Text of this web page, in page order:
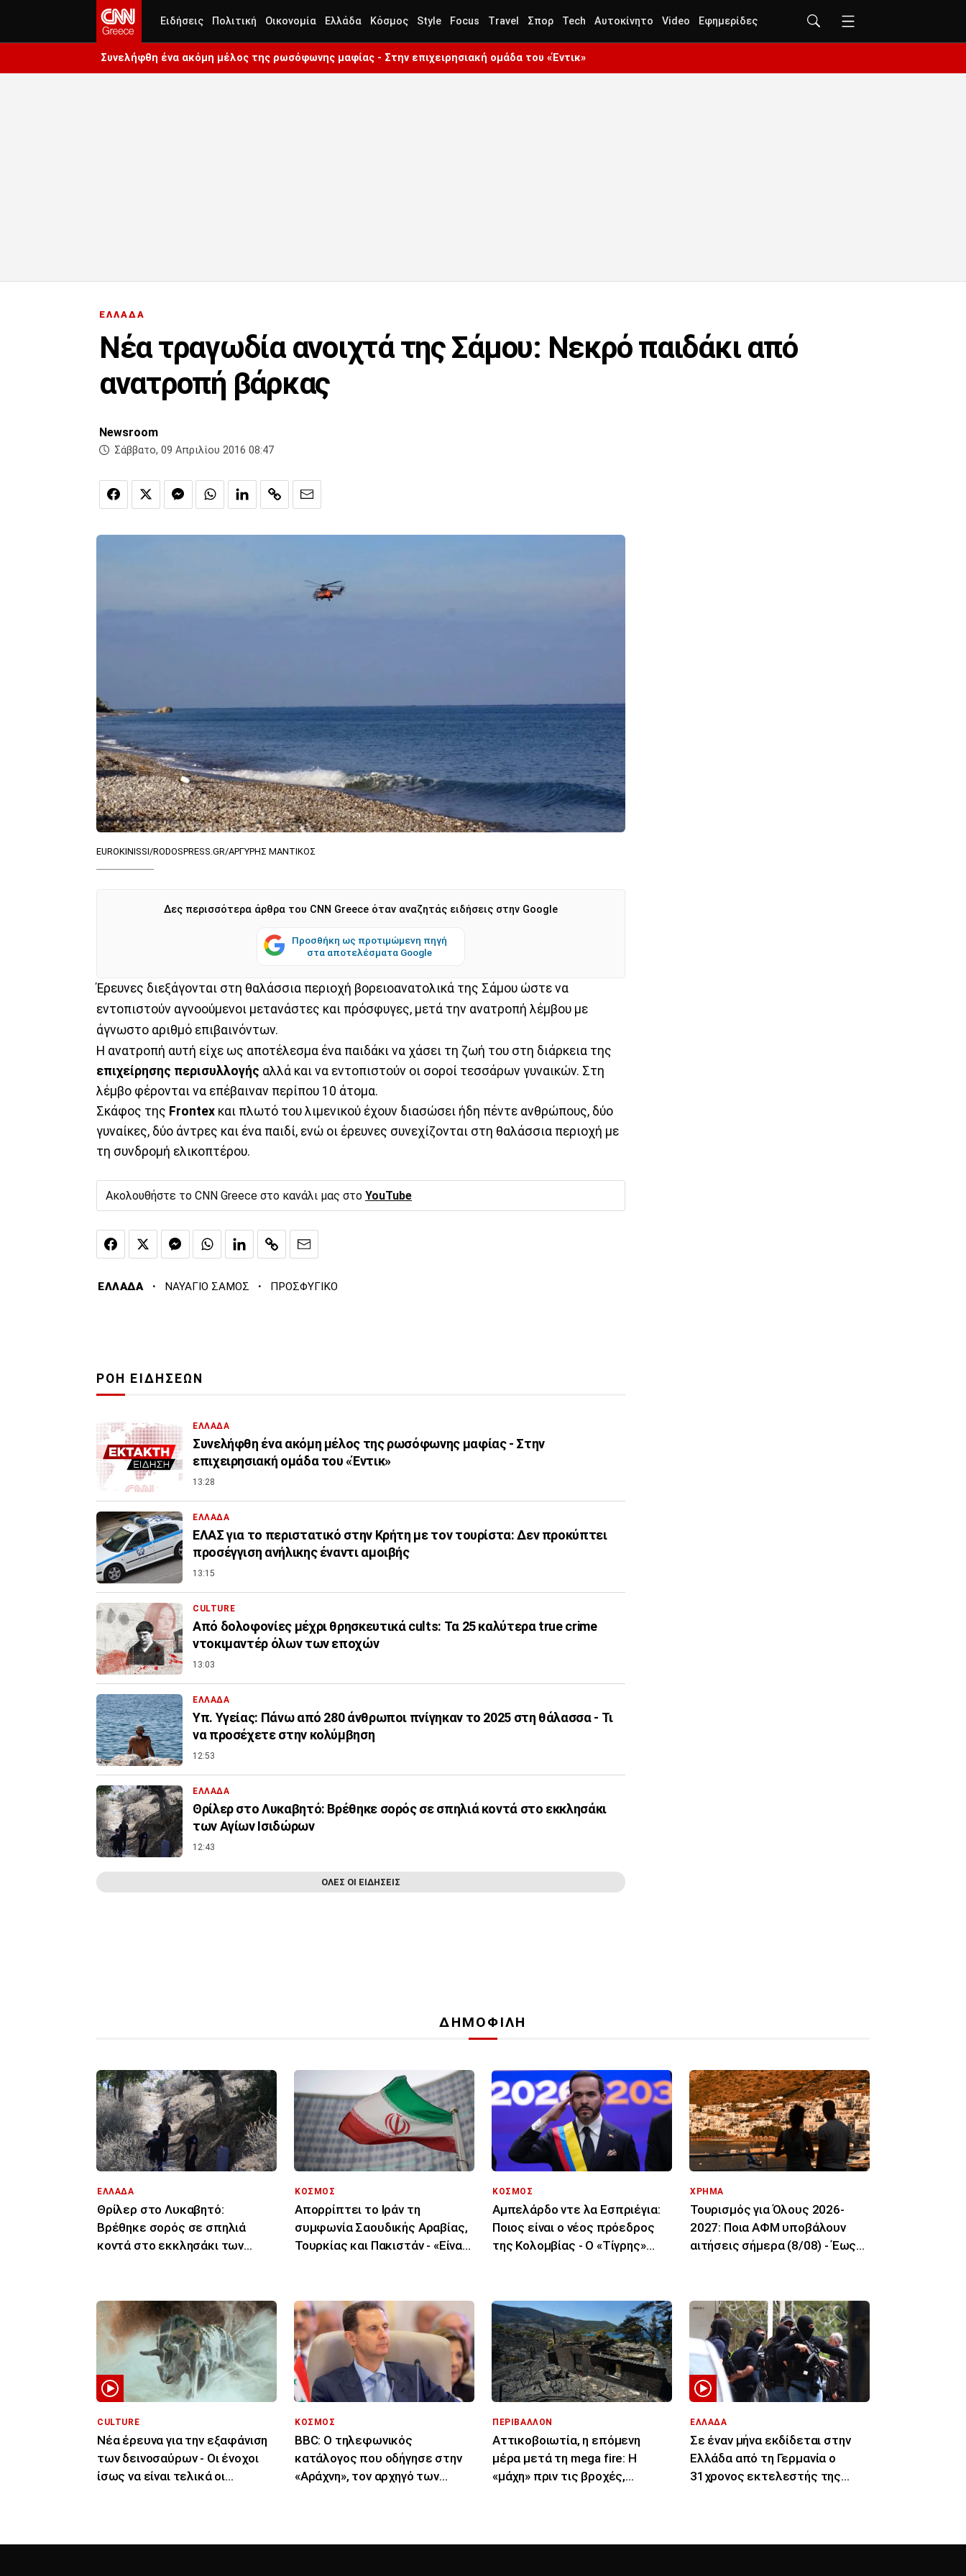
Ειδήσεις Πολιτική Οικονομία Ελλάδα Κόσμος Style Focus Travel Σπορ Tech Αυτοκίνητο Video Εφημερίδες
Συνελήφθη ένα ακόμη μέλος της ρωσόφωνης μαφίας - Στην επιχειρησιακή ομάδα του «Έντικ»
ΕΛΛΑΔΑ
Νέα τραγωδία ανοιχτά της Σάμου: Νεκρό παιδάκι από
ανατροπή βάρκας
Newsroom
Σάββατο, 09 Απριλίου 2016 08:47
EUROKINISSI/RODOSPRESS.GR/ΑΡΓΥΡΗΣ ΜΑΝΤΙΚΟΣ
Δες περισσότερα άρθρα του CNN Greece όταν αναζητάς ειδήσεις στην Google
Προσθήκη ως προτιμώμενη πηγή
στα αποτελέσματα Google
Έρευνες διεξάγονται στη θαλάσσια περιοχή βορειοανατολικά της Σάμου ώστε να
εντοπιστούν αγνοούμενοι μετανάστες και πρόσφυγες, μετά την ανατροπή λέμβου με
άγνωστο αριθμό επιβαινόντων.
Η ανατροπή αυτή είχε ως αποτέλεσμα ένα παιδάκι να χάσει τη ζωή του στη διάρκεια της
επιχείρησης περισυλλογής αλλά και να εντοπιστούν οι σοροί τεσσάρων γυναικών. Στη
λέμβο φέρονται να επέβαιναν περίπου 10 άτομα.
Σκάφος της Frontex και πλωτό του λιμενικού έχουν διασώσει ήδη πέντε ανθρώπους, δύο
γυναίκες, δύο άντρες και ένα παιδί, ενώ οι έρευνες συνεχίζονται στη θαλάσσια περιοχή με
τη συνδρομή ελικοπτέρου.
Ακολουθήστε το CNN Greece στο κανάλι μας στο YouTube
ΕΛΛΑΔΑ · ΝΑΥΑΓΙΟ ΣΑΜΟΣ · ΠΡΟΣΦΥΓΙΚΟ
ΡΟΗ ΕΙΔΗΣΕΩΝ
ΕΛΛΑΔΑ
Συνελήφθη ένα ακόμη μέλος της ρωσόφωνης μαφίας - Στην
επιχειρησιακή ομάδα του «Έντικ»
13:28
ΕΛΛΑΔΑ
ΕΛΑΣ για το περιστατικό στην Κρήτη με τον τουρίστα: Δεν προκύπτει
προσέγγιση ανήλικης έναντι αμοιβής
13:15
CULTURE
Από δολοφονίες μέχρι θρησκευτικά cults: Τα 25 καλύτερα true crime
ντοκιμαντέρ όλων των εποχών
13:03
ΕΛΛΑΔΑ
Υπ. Υγείας: Πάνω από 280 άνθρωποι πνίγηκαν το 2025 στη θάλασσα - Τι
να προσέχετε στην κολύμβηση
12:53
ΕΛΛΑΔΑ
Θρίλερ στο Λυκαβητό: Βρέθηκε σορός σε σπηλιά κοντά στο εκκλησάκι
των Αγίων Ισιδώρων
12:43
ΟΛΕΣ ΟΙ ΕΙΔΗΣΕΙΣ
ΔΗΜΟΦΙΛΗ
ΕΛΛΑΔΑ
Θρίλερ στο Λυκαβητό:
Βρέθηκε σορός σε σπηλιά
κοντά στο εκκλησάκι των
ΚΟΣΜΟΣ
Απορρίπτει το Ιράν τη
συμφωνία Σαουδικής Αραβίας,
Τουρκίας και Πακιστάν - «Είναι
ΚΟΣΜΟΣ
Αμπελάρδο ντε λα Εσπριέγια:
Ποιος είναι ο νέος πρόεδρος
της Κολομβίας - Ο «Τίγρης»
ΧΡΗΜΑ
Τουρισμός για Όλους 2026-
2027: Ποια ΑΦΜ υποβάλουν
αιτήσεις σήμερα (8/08) - Έως
CULTURE
Νέα έρευνα για την εξαφάνιση
των δεινοσαύρων - Οι ένοχοι
ίσως να είναι τελικά οι
ΚΟΣΜΟΣ
BBC: Ο τηλεφωνικός
κατάλογος που οδήγησε στην
«Αράχνη», τον αρχηγό των
ΠΕΡΙΒΑΛΛΟΝ
Αττικοβοιωτία, η επόμενη
μέρα μετά τη mega fire: Η
«μάχη» πριν τις βροχές,
ΕΛΛΑΔΑ
Σε έναν μήνα εκδίδεται στην
Ελλάδα από τη Γερμανία ο
31χρονος εκτελεστής της